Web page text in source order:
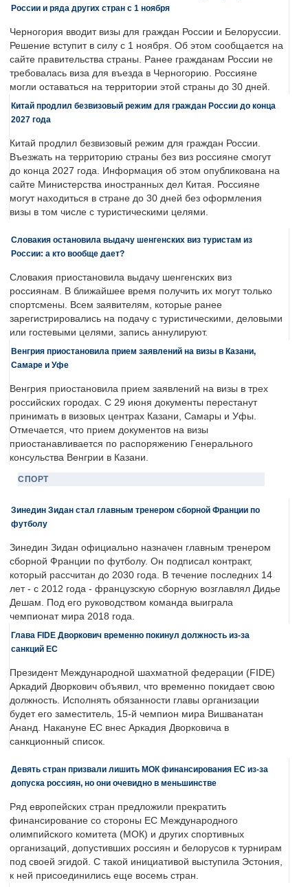
России и ряда других стран с 1 ноября
Черногория вводит визы для граждан России и Белоруссии.
Решение вступит в силу с 1 ноября. Об этом сообщается на
сайте правительства страны. Ранее гражданам России не
требовалась виза для въезда в Черногорию. Россияне
могли оставаться на территории этой страны до 30 дней.
Китай продлил безвизовый режим для граждан России до конца
2027 года
Китай продлил безвизовый режим для граждан России.
Въезжать на территорию страны без виз россияне смогут
до конца 2027 года. Информация об этом опубликована на
сайте Министерства иностранных дел Китая. Россияне
могут находиться в стране до 30 дней без оформления
визы в том числе с туристическими целями.
Словакия остановила выдачу шенгенских виз туристам из
России: а кто вообще дает?
Словакия приостановила выдачу шенгенских виз
россиянам. В ближайшее время получить их могут только
спортсмены. Всем заявителям, которые ранее
зарегистрировались на подачу с туристическими, деловыми
или гостевыми целями, запись аннулируют.
Венгрия приостановила прием заявлений на визы в Казани,
Самаре и Уфе
Венгрия приостановила прием заявлений на визы в трех
российских городах. С 29 июня документы перестанут
принимать в визовых центрах Казани, Самары и Уфы.
Отмечается, что прием документов на визы
приостанавливается по распоряжению Генерального
консульства Венгрии в Казани.
СПОРТ
Зинедин Зидан стал главным тренером сборной Франции по
футболу
Зинедин Зидан официально назначен главным тренером
сборной Франции по футболу. Он подписал контракт,
который рассчитан до 2030 года. В течение последних 14
лет - с 2012 года - французскую сборную возглавлял Дидье
Дешам. Под его руководством команда выиграла
чемпионат мира 2018 года.
Глава FIDE Дворкович временно покинул должность из-за
санкций ЕС
Президент Международной шахматной федерации (FIDE)
Аркадий Дворкович объявил, что временно покидает свою
должность. Исполнять обязанности главы организации
будет его заместитель, 15-й чемпион мира Вишванатан
Ананд. Накануне ЕС внес Аркадия Дворковича в
санкционный список.
Девять стран призвали лишить МОК финансирования ЕС из-за
допуска россиян, но они очевидно в меньшинстве
Ряд европейских стран предложили прекратить
финансирование со стороны ЕС Международного
олимпийского комитета (МОК) и других спортивных
организаций, допустивших россиян и белорусов к турнирам
под своей эгидой. С такой инициативой выступила Эстония,
к ней присоединились еще восемь стран.